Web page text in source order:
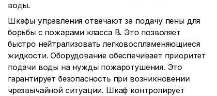
воды.
Шкафы управления отвечают за подачу пены для
борьбы с пожарами класса B. Это позволяет
быстро нейтрализовать легковоспламеняющиеся
жидкости. Оборудование обеспечивает приоритет
подачи воды на нужды пожаротушения. Это
гарантирует безопасность при возникновении
чрезвычайной ситуации. Шкаф контролирует